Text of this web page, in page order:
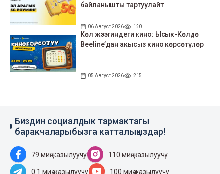
байланышты тартуулайт
06 Август 2026 120
Көл жээгиндеги кино: Ысык-Көлдө
Beeline’дан акысыз кино көрсөтүлөр
05 Август 2026 215
Биздин социалдык тармактагы
баракчаларыбызга катталыңыздар!
79 миң жазылуучу 110 миң жазылуучу
0.1 миң жазылуучу 100 миң жазылуучу